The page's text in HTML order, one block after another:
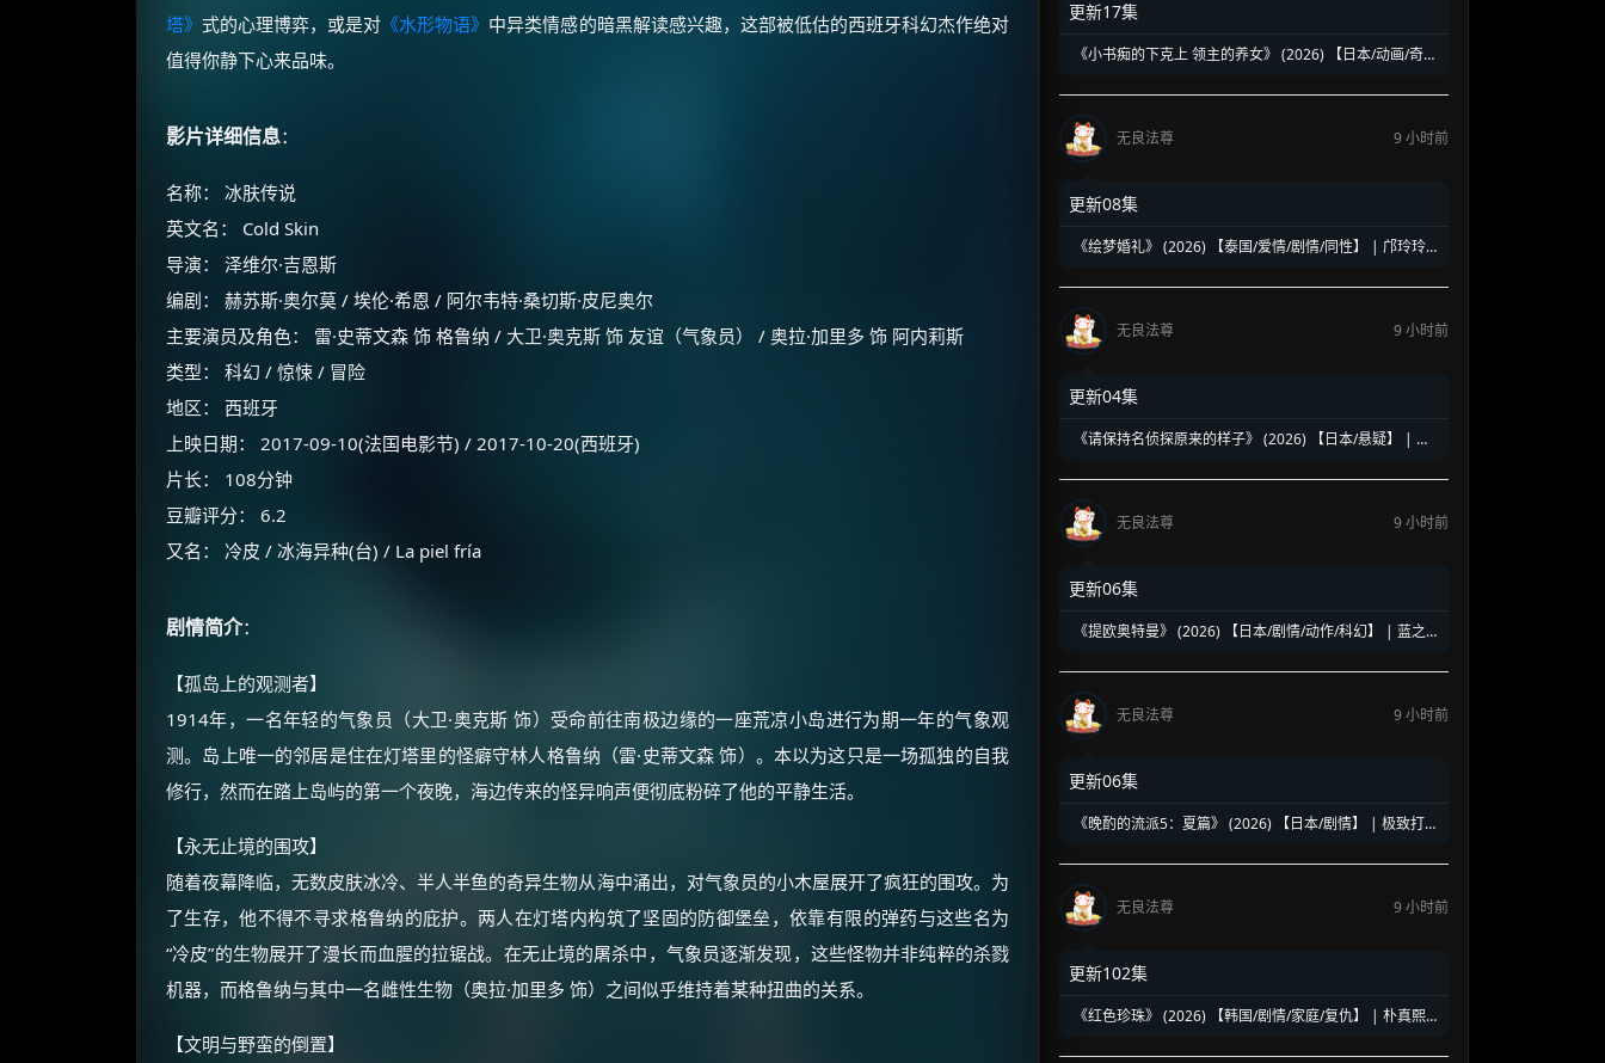
塔》式的心理博弈，或是对 《水形物语》 中异类情感的暗黑解读感兴趣，这部被低估的西班牙科幻杰作绝对
值得你静下心来品味。
影片详细信息：
名称： 冰肤传说
英文名： Cold Skin
导演： 泽维尔·吉恩斯
编剧： 赫苏斯·奥尔莫 / 埃伦·希恩 / 阿尔韦特·桑切斯·皮尼奥尔
主要演员及角色： 雷·史蒂文森 饰 格鲁纳 / 大卫·奥克斯 饰 友谊（气象员） / 奥拉·加里多 饰 阿内莉斯
类型： 科幻 / 惊悚 / 冒险
地区： 西班牙
上映日期： 2017-09-10(法国电影节) / 2017-10-20(西班牙)
片长： 108分钟
豆瓣评分： 6.2
又名： 冷皮 / 冰海异种(台) / La piel fría
剧情简介：
【孤岛上的观测者】
1914年，一名年轻的气象员（大卫·奥克斯 饰）受命前往南极边缘的一座荒凉小岛进行为期一年的气象观
测。岛上唯一的邻居是住在灯塔里的怪癖守林人格鲁纳（雷·史蒂文森 饰）。本以为这只是一场孤独的自我
修行，然而在踏上岛屿的第一个夜晚，海边传来的怪异响声便彻底粉碎了他的平静生活。
【永无止境的围攻】
随着夜幕降临，无数皮肤冰冷、半人半鱼的奇异生物从海中涌出，对气象员的小木屋展开了疯狂的围攻。为
了生存，他不得不寻求格鲁纳的庇护。两人在灯塔内构筑了坚固的防御堡垒，依靠有限的弹药与这些名为
“冷皮”的生物展开了漫长而血腥的拉锯战。在无止境的屠杀中，气象员逐渐发现，这些怪物并非纯粹的杀戮
机器，而格鲁纳与其中一名雌性生物（奥拉·加里多 饰）之间似乎维持着某种扭曲的关系。
【文明与野蛮的倒置】
更新17集
《小书痴的下克上 领主的养女》 (2026) 【日本/动画/奇
异世界种田流巅峰动画第四季
无良法尊
9 小时前
更新08集
《绘梦婚礼》 (2026) 【泰国/爱情/剧情/同性】 | 邝玲玲
无良法尊 9 小时前
更新04集
《请保持名侦探原来的样子》 (2026) 【日本/悬疑】 | 幻
无良法尊 9 小时前
更新06集
《提欧奥特曼》 (2026) 【日本/剧情/动作/科幻】 | 蓝之
无良法尊 9 小时前
更新06集
《晚酌的流派5：夏篇》 (2026) 【日本/剧情】 | 极致打工
无良法尊 9 小时前
更新102集
《红色珍珠》 (2026) 【韩国/剧情/家庭/复仇】 | 朴真熙